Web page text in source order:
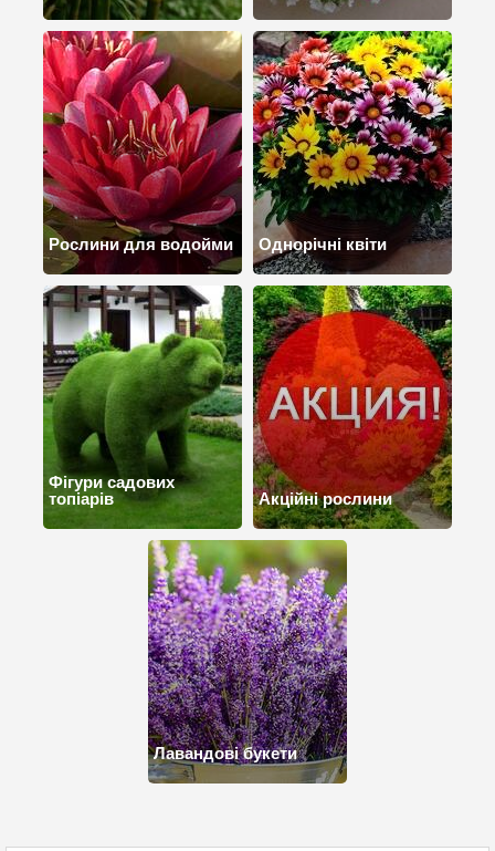
Рослини для водойми Однорічні квіти
Фігури садових
топіарів
Акційні рослини
Лавандові букети